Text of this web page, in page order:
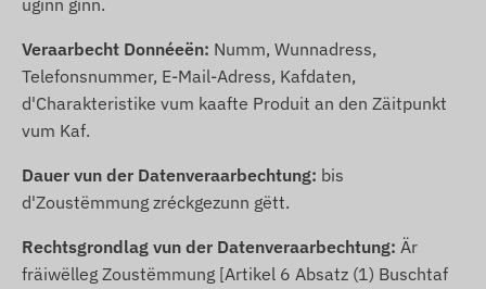
uginn ginn.
Veraarbecht Donnéeën: Numm, Wunnadress,
Telefonsnummer, E-Mail-Adress, Kafdaten,
d'Charakteristike vum kaafte Produit an den Zäitpunkt
vum Kaf.
Dauer vun der Datenveraarbechtung: bis
d'Zoustëmmung zréckgezunn gëtt.
Rechtsgrondlag vun der Datenveraarbechtung: Är
fräiwëlleg Zoustëmmung [Artikel 6 Absatz (1) Buschtaf